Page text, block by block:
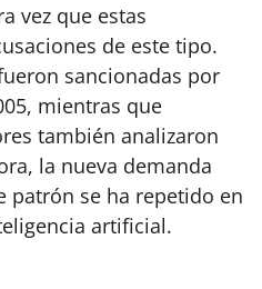
vez que estas
de este tipo.
sancionadas por
mientras que
también analizaron
la nueva demanda
patrón se ha repetido en
artificial.